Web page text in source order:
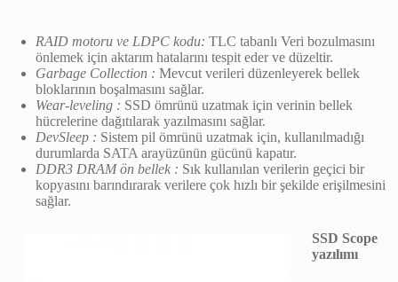
RAID motoru ve LDPC kodu: TLC tabanlı Veri bozulmasını
önlemek için aktarım hatalarını tespit eder ve düzeltir.
Garbage Collection : Mevcut verileri düzenleyerek bellek
bloklarının boşalmasını sağlar.
Wear-leveling : SSD ömrünü uzatmak için verinin bellek
hücrelerine dağıtılarak yazılmasını sağlar.
DevSleep : Sistem pil ömrünü uzatmak için, kullanılmadığı
durumlarda SATA arayüzünün gücünü kapatır.
DDR3 DRAM ön bellek : Sık kullanılan verilerin geçici bir
kopyasını barındırarak verilere çok hızlı bir şekilde erişilmesini
sağlar.
SSD Scope
yazılımı